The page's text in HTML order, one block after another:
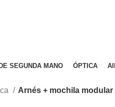
SEGUNDA MANO ÓPTICA
Arnés + mochila